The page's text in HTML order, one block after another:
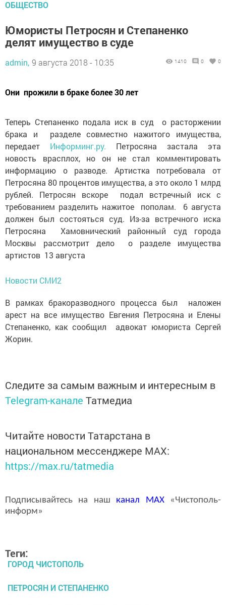
ОБЩЕСТВО
Юмористы Петросян и Степаненко
делят имущество в суде
admin, 9 августа 2018 - 10:35 1410 0 0
Они прожили в браке более 30 лет
Теперь Степаненко подала иск в суд о расторжении
брака и разделе совместно нажитого имущества,
передает Информинг.ру. Петросяна застала эта
новость врасплох, но он не стал комментировать
информацию о разводе. Артистка потребовала от
Петросяна 80 процентов имущества, а это около 1 млрд
рублей. Петросян вскоре подал встречный иск с
требованием разделить нажитое пополам. 6 августа
должен был состояться суд. Из-за встречного иска
Петросяна Хамовнический районный суд города
Москвы рассмотрит дело о разделе имущества
артистов 13 августа
Новости СМИ2
В рамках бракоразводного процесса был наложен
арест на все имущество Евгения Петросяна и Елены
Степаненко, как сообщил адвокат юмориста Сергей
Жорин.
Следите за самым важным и интересным в
Telegram-канале Татмедиа
Читайте новости Татарстана в
национальном мессенджере MАХ:
https://max.ru/tatmedia
Подписывайтесь на наш канал MAX«Чистополь-
информ»
Теги:
ГОРОД ЧИСТОПОЛЬ
ПЕТРОСЯН И СТЕПАНЕНКО